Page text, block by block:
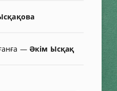
— Әкім Ысқақ